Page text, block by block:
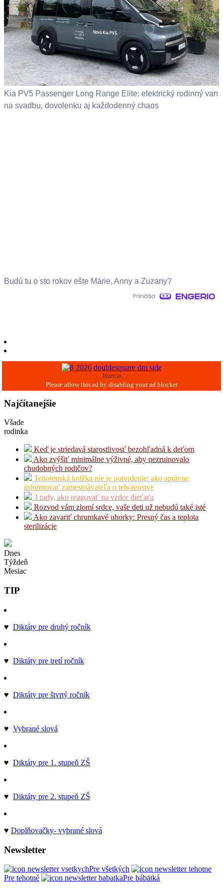
Kia PV5 Passenger Long Range Elite: elektrický rodinný van
na svadbu, dovolenku aj každodenný chaos
Budú tu o sto rokov ešte Márie, Anny a Zuzany?
Inzercia
Najčítanejšie
Všade
rodinka
Keď je striedavá starostlivosť bezohľadná k deťom
Ako zvýšiť minimálne výživné, aby nezruinovalo
chudobných rodičov?
Tehotenská knižka nie je potvrdenie: ako správne
informovať zamestnávateľa o tehotenstve
3 rady, ako reagovať na vzdor dieťaťa
Rozvod vám zlomí srdce, vaše deti už nebudú také isté
Ako zavariť chrumkavé uhorky: Presný čas a teplota
sterilizácie
Dnes
Týždeň
Mesiac
TIP
♥ Diktáty pre druhý ročník
♥ Diktáty pre tretí ročník
♥ Diktáty pre štvrtý ročník
♥ Vybrané slová
♥ Diktáty pre 1. stupeň ZŠ
♥ Diktáty pre 2. stupeň ZŠ
♥ Doplňovačky- vybrané slová
Newsletter
Pre všetkých
Pre tehotné
Pre bábätká